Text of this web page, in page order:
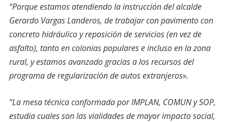
“Porque estamos atendiendo la instrucción del alcalde
Gerardo Vargas Landeros, de trabajar con pavimento con
concreto hidráulico y reposición de servicios (en vez de
asfalto), tanto en colonias populares e incluso en la zona
rural, y estamos avanzado gracias a los recursos del
programa de regularización de autos extranjeros».
“La mesa técnica conformada por IMPLAN, COMUN y SOP,
estudia cuales son las vialidades de mayor impacto social,